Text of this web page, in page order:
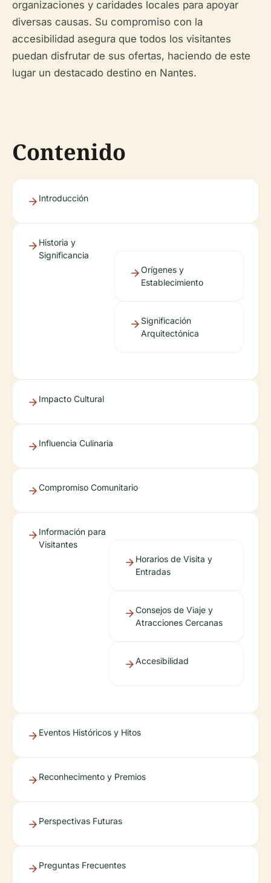
organizaciones y caridades locales para apoyar
diversas causas. Su compromiso con la
accesibilidad asegura que todos los visitantes
puedan disfrutar de sus ofertas, haciendo de este
lugar un destacado destino en Nantes.
Contenido
Introducción
Historia y
Significancia
Orígenes y
Establecimiento
Significación
Arquitectónica
Impacto Cultural
Influencia Culinaria
Compromiso Comunitario
Información para
Visitantes
Horarios de Visita y
Entradas
Consejos de Viaje y
Atracciones Cercanas
Accesibilidad
Eventos Históricos y Hitos
Reconhecimento y Premios
Perspectivas Futuras
Preguntas Frecuentes